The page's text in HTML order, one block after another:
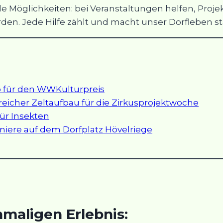
Möglichkeiten: bei Veranstaltungen helfen,
Jede Hilfe zählt und macht unser Dorfleben
für den WWKulturpreis
Zeltaufbau für die Zirkusprojektwoche
Insekten
auf dem Dorfplatz Hövelriege
Erlebnis: